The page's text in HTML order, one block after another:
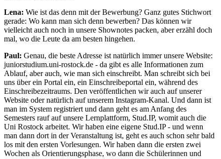
Lena: Wie ist das denn mit der Bewerbung? Ganz gutes Stichwort
gerade: Wo kann man sich denn bewerben? Das können wir
vielleicht auch noch in unsere Shownotes packen, aber erzähl doch
mal, wo die Leute da am besten hingehen.
Paul: Genau, die beste Adresse ist natürlich immer unsere Website:
juniorstudium.uni-rostock.de - da gibt es alle Informationen zum
Ablauf, aber auch, wie man sich einschreibt. Man schreibt sich bei
uns über ein Portal ein, ein Einschreibeportal ein, während des
Einschreibezeitraums. Den veröffentlichen wir auch auf unserer
Website oder natürlich auf unserem Instagram-Kanal. Und dann ist
man im System registriert und dann geht es am Anfang des
Semesters rauf auf unsere Lernplattform, Stud.IP, womit auch die
Uni Rostock arbeitet. Wir haben eine eigene Stud.IP - und wenn
man dann dort in der Veranstaltung ist, geht es auch schon sehr bald
los mit den ersten Vorlesungen. Wir haben dann die ersten zwei
Wochen als Orientierungsphase, wo dann die Schülerinnen und